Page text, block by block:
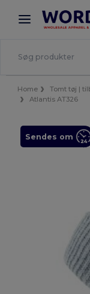
× Bedre
Home Tomt tøj |
Atlantis AT326
Sendes om